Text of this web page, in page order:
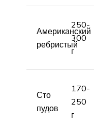
Американский
ребристый
250-
300
г
Сто
пудов
170-
250
г